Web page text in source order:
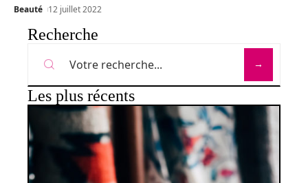
Beauté 12 juillet 2022
Recherche
Les plus récents